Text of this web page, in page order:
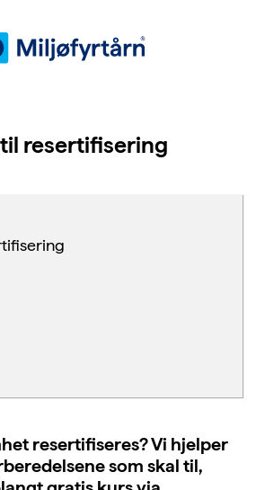
resertifisering
resertifiseres? Vi hjelper
som skal til,